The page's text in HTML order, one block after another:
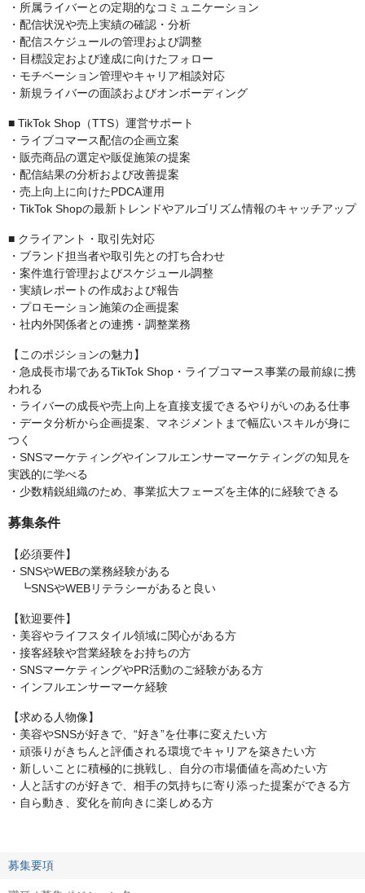
・所属ライバーとの定期的なコミュニケーション
・配信状況や売上実績の確認・分析
・配信スケジュールの管理および調整
・目標設定および達成に向けたフォロー
・モチベーション管理やキャリア相談対応
・新規ライバーの面談およびオンボーディング
■ TikTok Shop（TTS）運営サポート
・ライブコマース配信の企画立案
・販売商品の選定や販促施策の提案
・配信結果の分析および改善提案
・売上向上に向けたPDCA運用
・TikTok Shopの最新トレンドやアルゴリズム情報のキャッチアップ
■ クライアント・取引先対応
・ブランド担当者や取引先との打ち合わせ
・案件進行管理およびスケジュール調整
・実績レポートの作成および報告
・プロモーション施策の企画提案
・社内外関係者との連携・調整業務
【このポジションの魅力】
・急成長市場であるTikTok Shop・ライブコマース事業の最前線に携
われる
・ライバーの成長や売上向上を直接支援できるやりがいのある仕事
・データ分析から企画提案、マネジメントまで幅広いスキルが身に
つく
・SNSマーケティングやインフルエンサーマーケティングの知見を
実践的に学べる
・少数精鋭組織のため、事業拡大フェーズを主体的に経験できる
募集条件
【必須要件】
・SNSやWEBの業務経験がある
┗SNSやWEBリテラシーがあると良い
【歓迎要件】
・美容やライフスタイル領域に関心がある方
・接客経験や営業経験をお持ちの方
・SNSマーケティングやPR活動のご経験がある方
・インフルエンサーマーケ経験
【求める人物像】
・美容やSNSが好きで、“好き”を仕事に変えたい方
・頑張りがきちんと評価される環境でキャリアを築きたい方
・新しいことに積極的に挑戦し、自分の市場価値を高めたい方
・人と話すのが好きで、相手の気持ちに寄り添った提案ができる方
・自ら動き、変化を前向きに楽しめる方
募集要項